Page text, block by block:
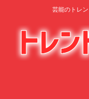
芸能のトレ